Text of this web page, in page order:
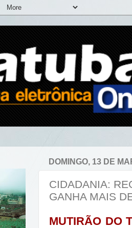
DOMINGO, 13 DE
CIDADANIA:
GANHA MAIS
MUTIRÃO DO